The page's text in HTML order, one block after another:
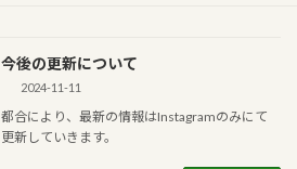
今後の更新について
2024-11-11
都合により、最新の情報はInstagramのみにて
更新していきます。